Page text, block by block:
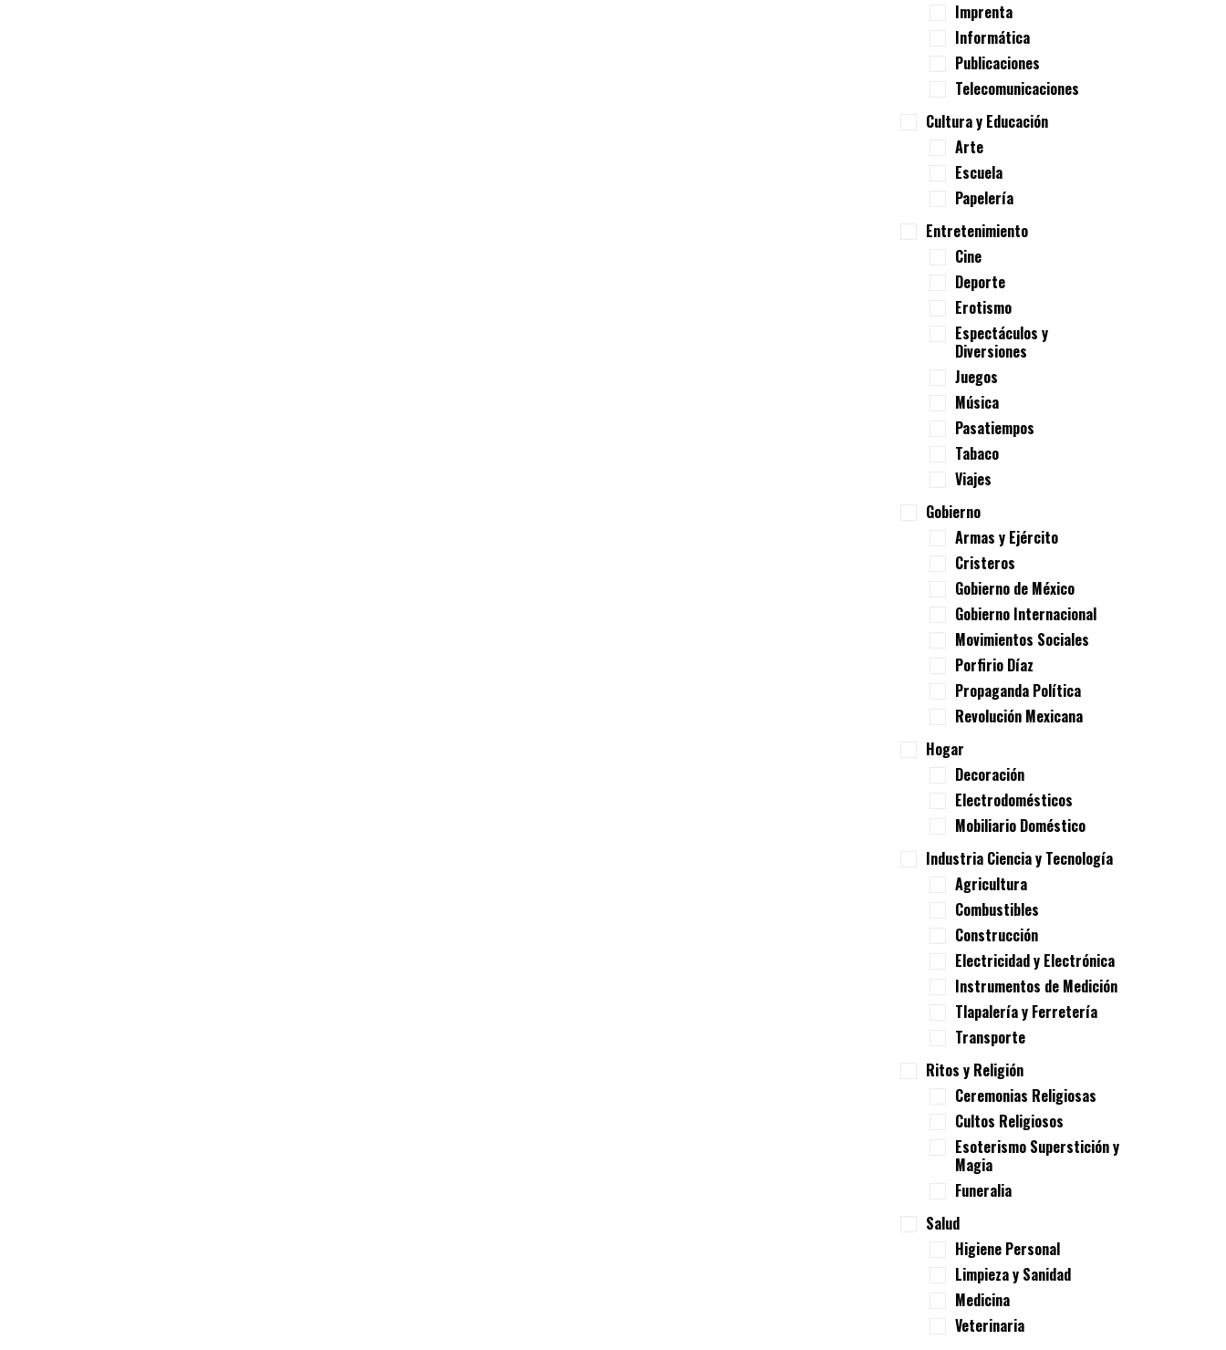
Imprenta
Informática
Publicaciones
Telecomunicaciones
Cultura y Educación
Arte
Escuela
Papelería
Entretenimiento
Cine
Deporte
Erotismo
Espectáculos y
Diversiones
Juegos
Música
Pasatiempos
Tabaco
Viajes
Gobierno
Armas y Ejército
Cristeros
Gobierno de México
Gobierno Internacional
Movimientos Sociales
Porfirio Díaz
Propaganda Política
Revolución Mexicana
Hogar
Decoración
Electrodomésticos
Mobiliario Doméstico
Industria Ciencia y Tecnología
Agricultura
Combustibles
Construcción
Electricidad y Electrónica
Instrumentos de Medición
Tlapalería y Ferretería
Transporte
Ritos y Religión
Ceremonias Religiosas
Cultos Religiosos
Esoterismo Superstición y
Magia
Funeralia
Salud
Higiene Personal
Limpieza y Sanidad
Medicina
Veterinaria